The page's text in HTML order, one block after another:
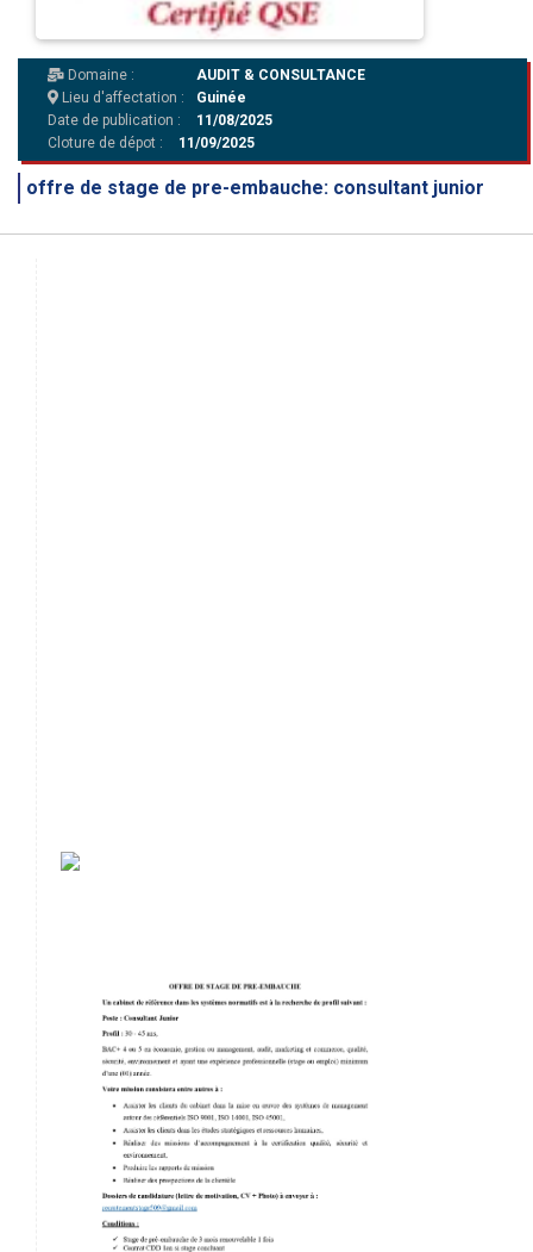
Domaine :
AUDIT & CONSULTANCE
Lieu d'affectation :
Guinée
Date de publication :
11/08/2025
Cloture de dépot :
11/09/2025
offre de stage de pre-embauche: consultant junior